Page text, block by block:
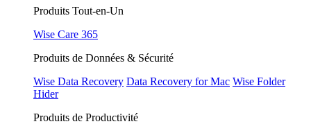
Produits Tout-en-Un
Wise Care 365
Produits de Données & Sécurité
Wise Data Recovery Data Recovery for Mac Wise Folder
Hider
Produits de Productivité